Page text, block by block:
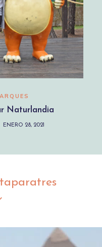
Naturlandia
ENERO 28, 2021